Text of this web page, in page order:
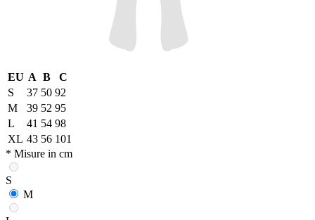
EU A B
C
S
37 50 92
M
39 52 95
L
41 54 98
XL 43 56 101
* Misure in cm
S
M